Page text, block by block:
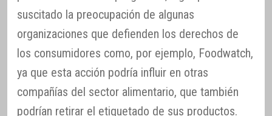
suscitado la preocupación de algunas
organizaciones que defienden los derechos de
los consumidores como, por ejemplo, Foodwatch,
ya que esta acción podría influir en otras
compañías del sector alimentario, que también
podrían retirar el etiquetado de sus productos.